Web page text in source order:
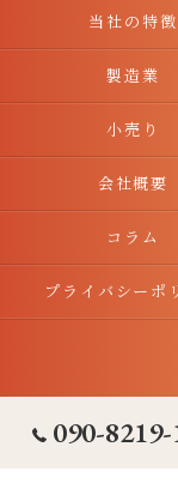
090-
当社の特徴
製造業
小売り
会社概要
コラム
プライバシーポ
© 2026 兵庫県神戸市の